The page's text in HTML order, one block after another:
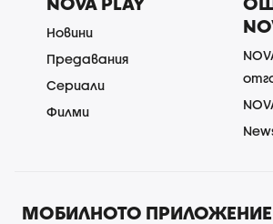
Новини
Предавания
Сериали
Филми
МОБИЛНОТО ПРИЛОЖЕНИЕ